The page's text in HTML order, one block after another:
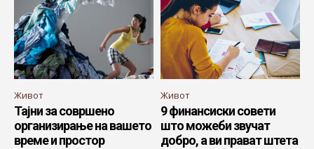
Живот
Тајни за совршено
организирање на вашето
време и простор
Живот
9 финансиски совети
што можеби звучат
добро, а ви прават штета